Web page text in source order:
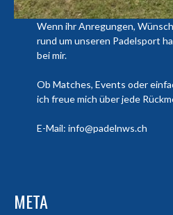
Wenn ihr Anregungen,
rund um unseren Padelsport
bei mir.
Ob Matches, Events oder
ich freue mich über jede
E-Mail: info@padelnws.ch
META